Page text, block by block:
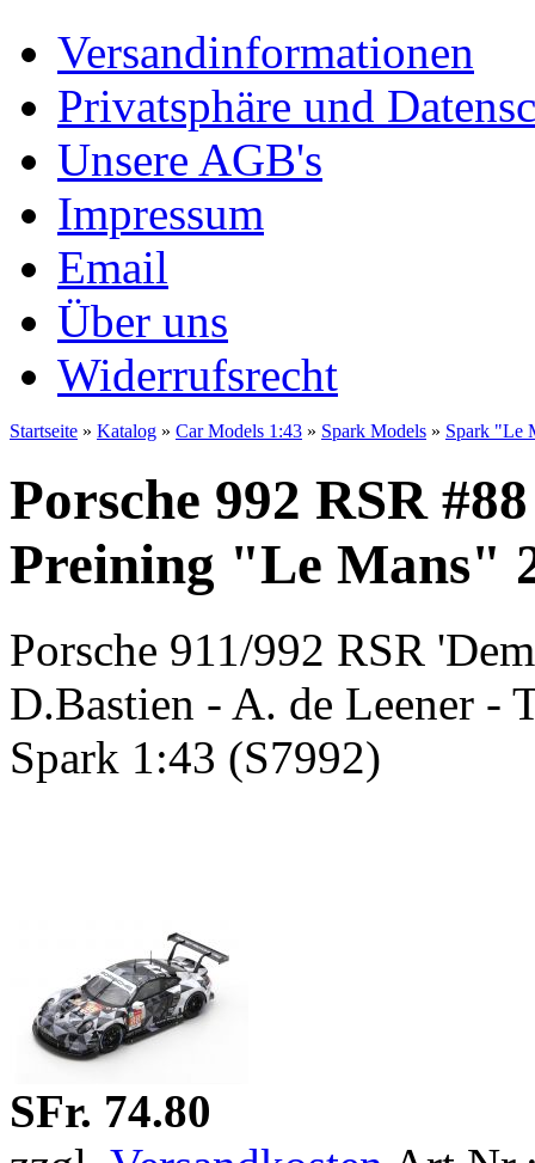
Versandinformationen
Privatsphäre und
Unsere AGB's
Impressum
Email
Über uns
Widerrufsrecht
Startseite » Katalog » Car Models 1:43 » Spark Models » Spark "Le
Porsche 992 RSR
Preining "Le Mans"
Porsche 911/992 RSR
D.Bastien - A. de Leener -
Spark 1:43 (S7992)
SFr. 74.80